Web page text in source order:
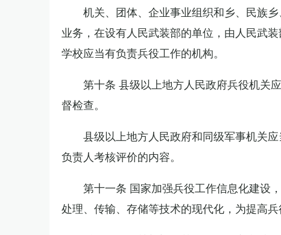
机关、团体、企业事业组织和乡、民族
业务，在设有人民武装部的单位，由人民武
学校应当有负责兵役工作的机构。
第十条 县级以上地方人民政府兵役机关
督检查。
县级以上地方人民政府和同级军事机关
负责人考核评价的内容。
第十一条 国家加强兵役工作信息化建设
处理、传输、存储等技术的现代化，为提高兵